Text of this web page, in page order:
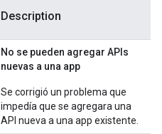
Description
No se pueden agregar APIs
nuevas a una app
Se corrigió un problema que
impedía que se agregara una
API nueva a una app existente.